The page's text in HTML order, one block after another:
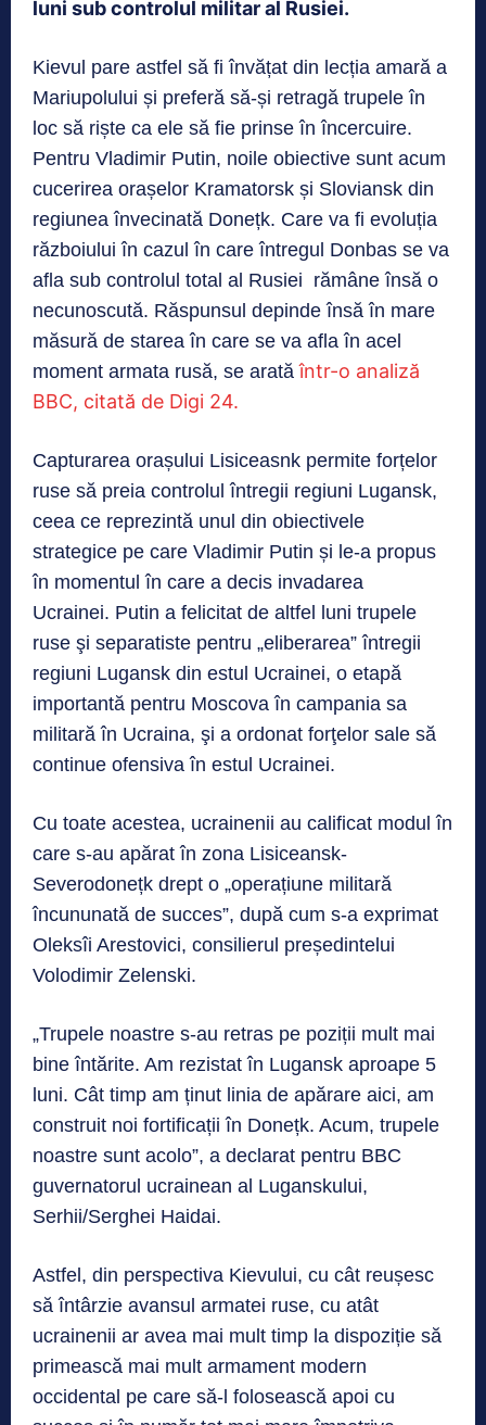
luni sub controlul militar al Rusiei.
Kievul pare astfel să fi învățat din lecția amară a
Mariupolului și preferă să-și retragă trupele în
loc să riște ca ele să fie prinse în încercuire.
Pentru Vladimir Putin, noile obiective sunt acum
cucerirea orașelor Kramatorsk și Sloviansk din
regiunea învecinată Donețk. Care va fi evoluția
războiului în cazul în care întregul Donbas se va
afla sub controlul total al Rusiei rămâne însă o
necunoscută. Răspunsul depinde însă în mare
măsură de starea în care se va afla în acel
moment armata rusă, se aratăîntr-o analiză
BBC, citată de Digi 24.
Capturarea orașului Lisiceasnk permite forțelor
ruse să preia controlul întregii regiuni Lugansk,
ceea ce reprezintă unul din obiectivele
strategice pe care Vladimir Putin și le-a propus
în momentul în care a decis invadarea
Ucrainei. Putin a felicitat de altfel luni trupele
ruse şi separatiste pentru „eliberarea” întregii
regiuni Lugansk din estul Ucrainei, o etapă
importantă pentru Moscova în campania sa
militară în Ucraina, şi a ordonat forţelor sale să
continue ofensiva în estul Ucrainei.
Cu toate acestea, ucrainenii au calificat modul în
care s-au apărat în zona Lisiceansk-
Severodonețk drept o „operațiune militară
încununată de succes”, după cum s-a exprimat
Oleksîi Arestovici, consilierul președintelui
Volodimir Zelenski.
„Trupele noastre s-au retras pe poziții mult mai
bine întărite. Am rezistat în Lugansk aproape 5
luni. Cât timp am ținut linia de apărare aici, am
construit noi fortificații în Donețk. Acum, trupele
noastre sunt acolo”, a declarat pentru BBC
guvernatorul ucrainean al Luganskului,
Serhii/Serghei Haidai.
Astfel, din perspectiva Kievului, cu cât reușesc
să întârzie avansul armatei ruse, cu atât
ucrainenii ar avea mai mult timp la dispoziție să
primească mai mult armament modern
occidental pe care să-l folosească apoi cu